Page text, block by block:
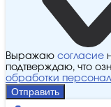
Выражаю согласие
подтверждаю, что
обработки
Отправить